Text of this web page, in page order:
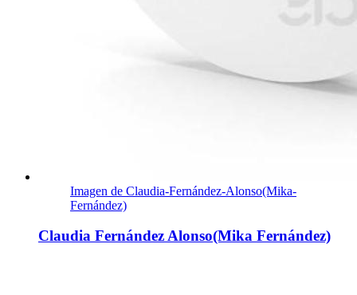
Imagen de Claudia-Fernández-Alonso(Mika-
Fernández)
Claudia Fernández Alonso(Mika Fernández)